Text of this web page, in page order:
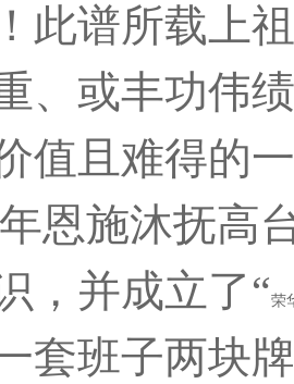
此谱所载上
、或丰功伟
值且难得的
年恩施沐抚高
，并成立了“荣
套班子两块